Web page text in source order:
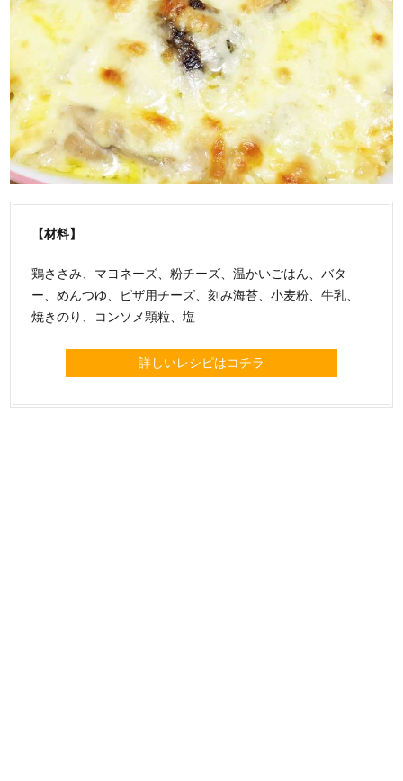
【材料】
鶏ささみ、マヨネーズ、粉チーズ、温かいごはん、バタ
ー、めんつゆ、ピザ用チーズ、刻み海苔、小麦粉、牛乳、
焼きのり、コンソメ顆粒、塩
詳しいレシピはコチラ